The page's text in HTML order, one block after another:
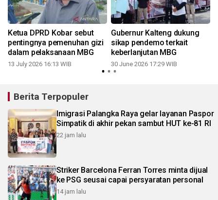
Ketua DPRD Kobar sebut
pentingnya pemenuhan gizi
dalam pelaksanaan MBG
13 July 2026 16:13 WIB
Gubernur Kalteng dukung
sikap pendemo terkait
keberlanjutan MBG
30 June 2026 17:29 WIB
Berita Terpopuler
Imigrasi Palangka Raya gelar layanan Paspor
Simpatik di akhir pekan sambut HUT ke-81 RI
22 jam lalu
Striker Barcelona Ferran Torres minta dijual
ke PSG seusai capai persyaratan personal
14 jam lalu